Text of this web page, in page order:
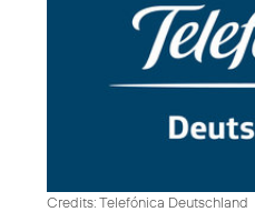
Credits: Telefónica Deutschland